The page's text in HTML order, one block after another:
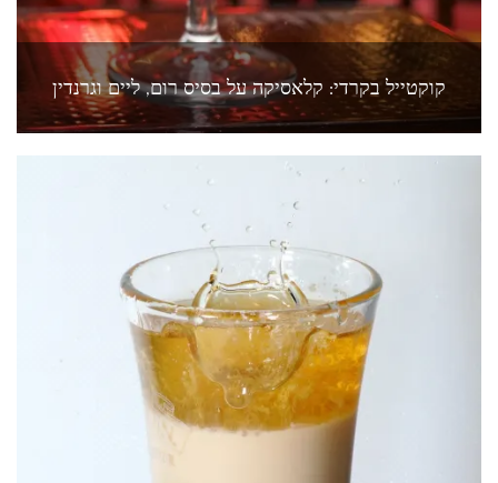
קוקטייל בקרדי: קלאסיקה על בסיס רום, ליים וגרנדין